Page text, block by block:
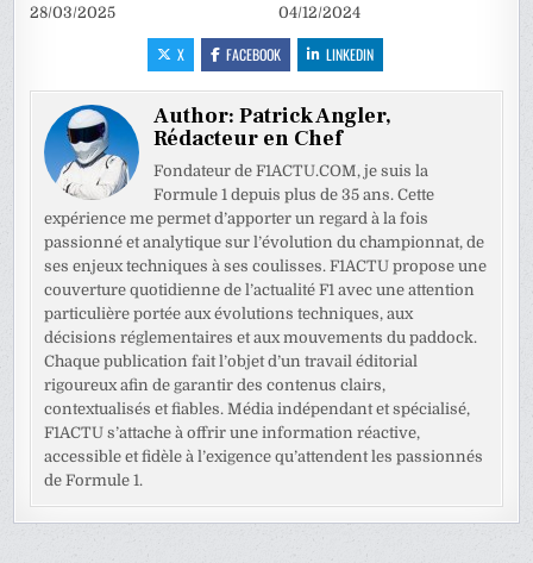
28/03/2025 04/12/2024
X FACEBOOK LINKEDIN
Author:Patrick Angler,
Rédacteur en Chef
Fondateur de F1ACTU.COM, je suis la
Formule 1 depuis plus de 35 ans. Cette
expérience me permet d’apporter un regard à la fois
passionné et analytique sur l’évolution du championnat, de
ses enjeux techniques à ses coulisses. F1ACTU propose une
couverture quotidienne de l’actualité F1 avec une attention
particulière portée aux évolutions techniques, aux
décisions réglementaires et aux mouvements du paddock.
Chaque publication fait l’objet d’un travail éditorial
rigoureux afin de garantir des contenus clairs,
contextualisés et fiables. Média indépendant et spécialisé,
F1ACTU s’attache à offrir une information réactive,
accessible et fidèle à l’exigence qu’attendent les passionnés
de Formule 1.